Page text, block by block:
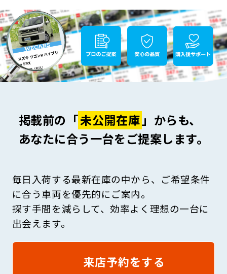
掲載前の「未公開在庫」からも、
あなたに合う一台をご提案します。
毎日入荷する最新在庫の中から、ご希望条件
に合う車両を優先的にご案内。
探す手間を減らして、効率よく理想の一台に
出会えます。
来店予約をする